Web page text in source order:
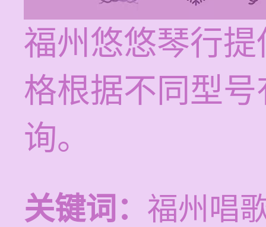
福州悠悠琴行
格根据不同型
询。
关键词： 福州唱